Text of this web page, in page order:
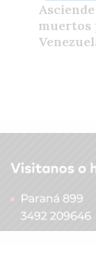
muertos